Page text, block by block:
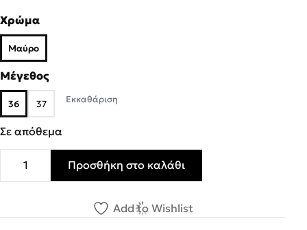
Χρώμα
Μαύρο
Μέγεθος
36 37 Εκκαθάριση
Σε απόθεμα
MISS NV Γυναικεία Πέδιλα Παντόφλες V96-15413-34
Προσθήκη στο καλάθι
Add to Wishlist